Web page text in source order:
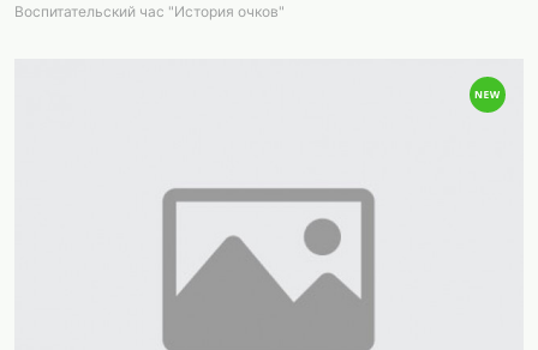
Воспитательский час "История очков"